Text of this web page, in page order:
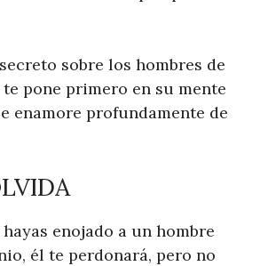
sobre los hombres de
pone primero en su mente
enamore profundamente de
enojado a un hombre
él te perdonará, pero no